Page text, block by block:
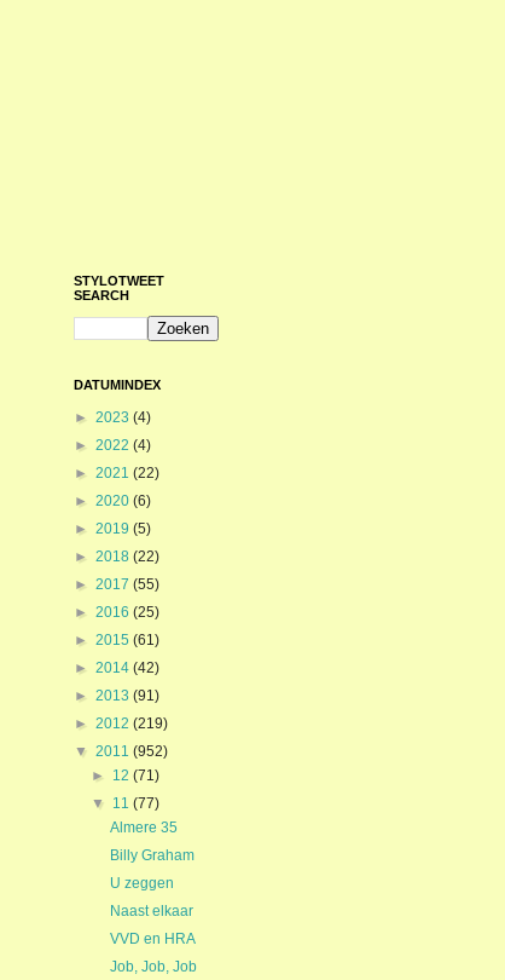
STYLOTWEET
SEARCH
DATUMINDEX
► 2023 (4)
► 2022 (4)
► 2021 (22)
► 2020 (6)
► 2019 (5)
► 2018 (22)
► 2017 (55)
► 2016 (25)
► 2015 (61)
► 2014 (42)
► 2013 (91)
► 2012 (219)
▼ 2011 (952)
► 12(71)
▼ 11(77)
Almere 35
Billy Graham
U zeggen
Naast elkaar
VVD en HRA
Job, Job, Job